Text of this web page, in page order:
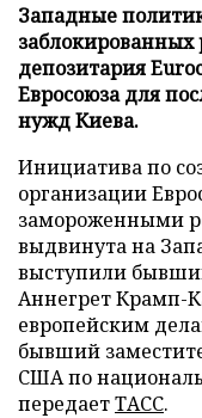
Западные
заблокированных
депозитария
Евросоюза для
нужд Киева.
Инициатива по
организации
замороженными
выдвинута на
выступили
Аннегрет Крамп-
европейским
бывший
США по
передаетТАСС.